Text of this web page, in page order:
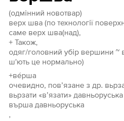
(одмінний новотвар)
верх шва (по технології
саме верх шва(над),
+ Також,
одяг/головний убір вершини ~
ш'ють це нормально)
+ве́рша
очевидно, пов’язане з др.
вьрзати «в’язати» давньоруська
върша давньоруська
,